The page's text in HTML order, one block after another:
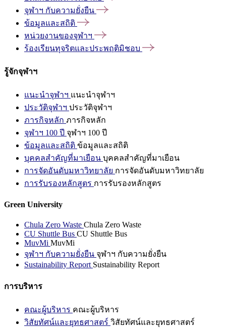
จุฬาฯ กับความยั่งยืน
ข้อมูลและสถิติ
หน่วยงานของจุฬาฯ
ร้องเรียนทุจริตและประพฤติมิชอบ
รู้จักจุฬาฯ
แนะนำจุฬาฯ แนะนำจุฬาฯ
ประวัติจุฬาฯ ประวัติจุฬาฯ
ภารกิจหลัก ภารกิจหลัก
จุฬาฯ 100 ปี จุฬาฯ 100 ปี
ข้อมูลและสถิติ ข้อมูลและสถิติ
บุคคลสำคัญที่มาเยือน บุคคลสำคัญที่มาเยือน
การจัดอันดับมหาวิทยาลัย การจัดอันดับมหาวิทยาลัย
การรับรองหลักสูตร การรับรองหลักสูตร
Green University
Chula Zero Waste Chula Zero Waste
CU Shuttle Bus CU Shuttle Bus
MuvMi MuvMi
จุฬาฯ กับความยั่งยืน จุฬาฯ กับความยั่งยืน
Sustainability Report Sustainability Report
การบริหาร
คณะผู้บริหาร คณะผู้บริหาร
วิสัยทัศน์และยุทธศาสตร์ วิสัยทัศน์และยุทธศาสตร์